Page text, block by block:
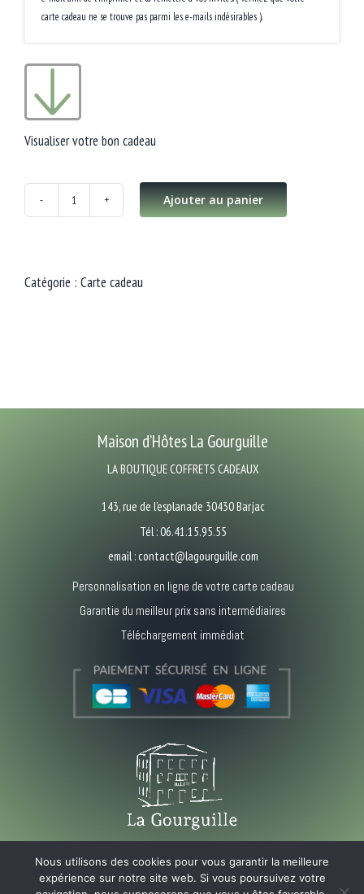
carte cadeau ne se trouve pas parmi les e-mails indésirables ).
Visualiser votre bon cadeau
Exception
Venise
Ajouter au panier
Catégorie : Carte cadeau
Maison d’Hôtes La Gourguille
LA BOUTIQUE COFFRETS CADEAUX
143, rue de l’esplanade 30430 Barjac
Tél :06.41.15.95.55
email : contact@lagourguille.com
Personnalisation en ligne de votre carte cadeau
Garantie du meilleur prix sans intermédiaires
Téléchargement immédiat
En savoir plus
Nous utilisons des cookies pour vous garantir la meilleure
expérience sur notre site web. Si vous poursuivez votre